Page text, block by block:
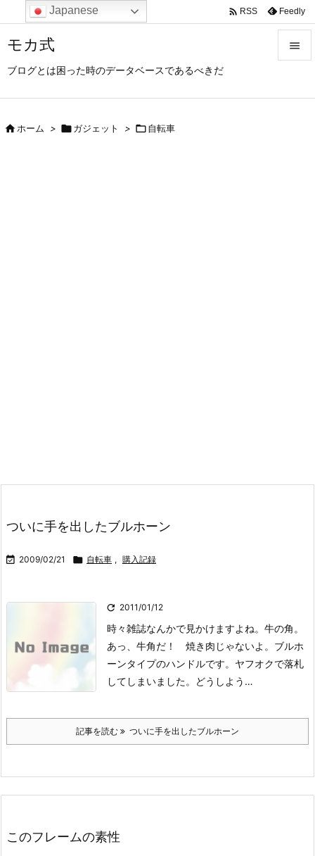
モカ式
ブログとは困った時のデータベースであるべきだ

 RSS Feedly
ホーム > ガジェット > 自転車
ついに手を出したブルホーン
 2009/02/21  自転車 , 購入記録
 2011/01/12
時々雑誌なんかで見かけますよね。牛の角。
あっ、牛角だ！ 焼き肉じゃないよ。 ブルホ
ーンタイプのハンドルです。ヤフオクで落札
してしまいました。
どうしよう…
記事を読む ついに手を出したブルホーン
このフレームの素性
Japanese